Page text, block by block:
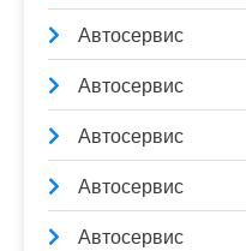
Автосервис
Автосервис
Автосервис
Автосервис
Автосервис